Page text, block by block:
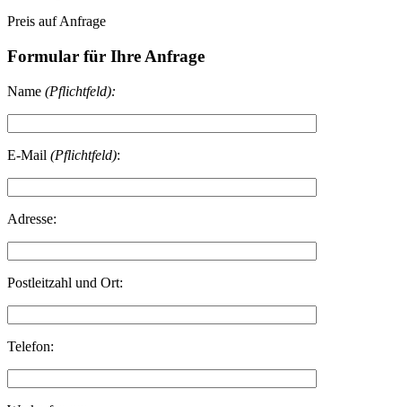
Preis auf Anfrage
Formular für Ihre Anfrage
Name (Pflichtfeld):
E-Mail (Pflichtfeld):
Adresse:
Postleitzahl und Ort:
Telefon: